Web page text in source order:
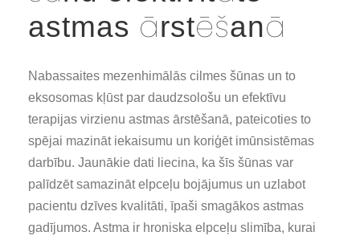
astmas ārstēšanā
Nabassaites mezenhimālās cilmes šūnas un to
eksosomas kļūst par daudzsološu un efektīvu
terapijas virzienu astmas ārstēšanā, pateicoties to
spējai mazināt iekaisumu un koriģēt imūnsistēmas
darbību. Jaunākie dati liecina, ka šīs šūnas var
palīdzēt samazināt elpceļu bojājumus un uzlabot
pacientu dzīves kvalitāti, īpaši smagākos astmas
gadījumos. Astma ir hroniska elpceļu slimība, kurai